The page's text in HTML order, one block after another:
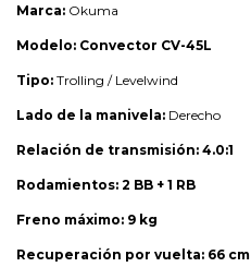
Marca: Okuma
Modelo: Convector CV-45L
Tipo: Trolling / Levelwind
Lado de la manivela: Derecho
Relación de transmisión: 4.0:1
Rodamientos: 2 BB + 1 RB
Freno máximo: 9 kg
Recuperación por vuelta: 66 cm